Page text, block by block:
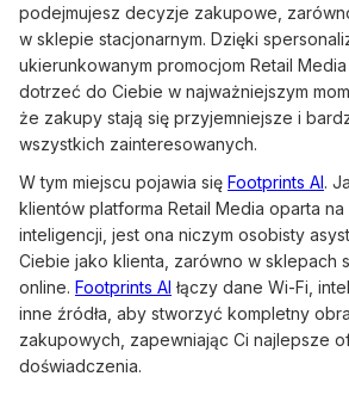
podejmujesz decyzje zakupowe,
w sklepie stacjonarnym. Dzięki
ukierunkowanym promocjom Retail
dotrzeć do Ciebie w najważniejszym
że zakupy stają się przyjemniejsze i
wszystkich zainteresowanych.
W tym miejscu pojawia się Footprints AI.
klientów platforma Retail Media oparta
inteligencji, jest ona niczym osobisty
Ciebie jako klienta, zarówno w sklepach
online. Footprints AI łączy dane Wi-Fi,
inne źródła, aby stworzyć kompletny
zakupowych, zapewniając Ci najlepsze
doświadczenia.